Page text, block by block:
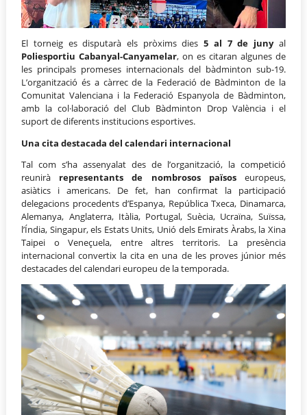
El torneig es disputarà els pròxims dies 5 al 7 de junyal
Poliesportiu Cabanyal-Canyamelar, on es citaran algunes de
les principals promeses internacionals del bàdminton sub-19.
L’organització és a càrrec de la Federació de Bàdminton de la
Comunitat Valenciana i la Federació Espanyola de Bàdminton,
amb la col·laboració del Club Bàdminton Drop València i el
suport de diferents institucions esportives.
Una cita destacada del calendari internacional
Tal com s’ha assenyalat des de l’organització, la competició
reunirà representants de nombrosos païsoseuropeus,
asiàtics i americans. De fet, han confirmat la participació
delegacions procedents d’Espanya, República Txeca, Dinamarca,
Alemanya, Anglaterra, Itàlia, Portugal, Suècia, Ucraïna, Suïssa,
l’Índia, Singapur, els Estats Units, Unió dels Emirats Àrabs, la Xina
Taipei o Veneçuela, entre altres territoris. La presència
internacional convertix la cita en una de les proves júnior més
destacades del calendari europeu de la temporada.